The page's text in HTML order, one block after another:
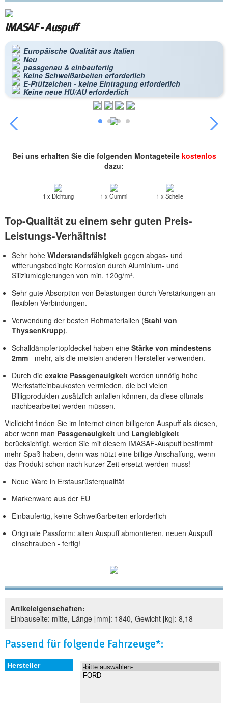
IMASAF - Auspuff
Europäische Qualität aus Italien
Neu
passgenau & einbaufertig
Keine Schweißarbeiten erforderlich
E-Prüfzeichen - keine Eintragung erforderlich
Keine neue HU/AU erforderlich
Bei uns erhalten Sie die folgenden Montageteile kostenlos
dazu:
1 x Dichtung 1 x Gummi 1 x Schelle
Top-Qualität zu einem sehr guten Preis-
Leistungs-Verhältnis!
Sehr hohe Widerstandsfähigkeit gegen abgas- und
witterungsbedingte Korrosion durch Aluminium- und
Siliziumlegierungen von min. 120g/m².
Sehr gute Absorption von Belastungen durch Verstärkungen an
flexiblen Verbindungen.
Verwendung der besten Rohmaterialien (Stahl von
ThyssenKrupp).
Schalldämpfertopfdeckel haben eine Stärke von mindestens
2mm- mehr, als die meisten anderen Hersteller verwenden.
Durch dieexakte Passgenauigkeitwerden unnötig hohe
Werkstatteinbaukosten vermieden, die bei vielen
Billigprodukten zusätzlich anfallen können, da diese oftmals
nachbearbeitet werden müssen.
Vielleicht finden Sie im Internet einen billigeren Auspuff als diesen,
aber wenn man Passgenauigkeit und Langlebigkeit
berücksichtigt, werden Sie mit diesem IMASAF-Auspuff bestimmt
mehr Spaß haben, denn was nützt eine billige Anschaffung, wenn
das Produkt schon nach kurzer Zeit ersetzt werden muss!
Neue Ware in Erstausrüsterqualität
Markenware aus der EU
Einbaufertig, keine Schweißarbeiten erforderlich
Originale Passform: alten Auspuff abmontieren, neuen Auspuff
einschrauben - fertig!
Artikeleigenschaften:
Einbauseite: mitte, Länge [mm]: 1840, Gewicht [kg]: 8,18
Passend für folgende Fahrzeuge*: